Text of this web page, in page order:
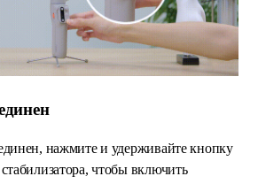
нажмите и удерживайте кнопку
чтобы включить